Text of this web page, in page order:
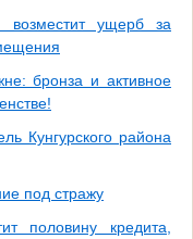
возместит ущерб за
бронза и активное
Кунгурского района
под стражу
половину кредита,